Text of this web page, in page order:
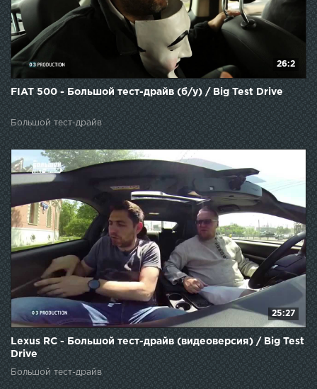
26:2
FIAT 500 - Большой тест-драйв (б/у) / Big Test Drive
Большой тест-драйв
25:27
Lexus RC - Большой тест-драйв (видеоверсия) / Big Test
Drive
Большой тест-драйв